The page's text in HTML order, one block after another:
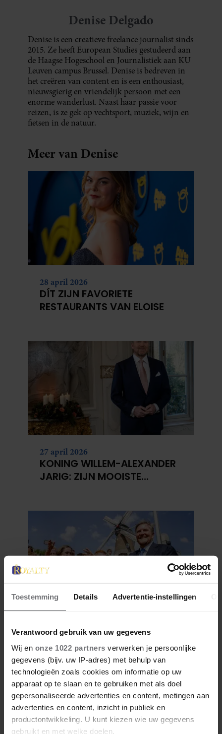
Toestemming Details Advertentie-instellingen
Verantwoord gebruik van uw gegevens
Wij en onze 1022 partners verwerken je persoonlijke
gegevens (bijv. uw IP-adres) met behulp van
technologieën zoals cookies om informatie op uw
apparaat op te slaan en te gebruiken met als doel
gepersonaliseerde advertenties en content, metingen aan
advertenties en content, inzicht in publiek en
productontwikkeling. U kunt kiezen wie uw gegevens
gebruikt en met welke doelen.
Denise Delgado
Denise is een creatieve freelance journalist sinds
2015. Ze heeft European Studies gestudeerd aan
de Haagse Hogeschool en Journalistiek aan KU
Leuven campus Brussel. Denise is bedreven in
het creëren van content en is een enthousiast,
nieuwsgierig en vriendelijk persoon met een
enorme wanderlust. Naast haar passie voor
reizen, is ze gek op vechtsport, muziek, wijn en
fietsen in de natuur.
Meer van Denise
28 april 2026
DÍT ZIJN FAVORIETE
RESTAURANTS VAN ELOISE
27 april 2026
KONING WILLEM-ALEXANDER
JARIG: ZIJN MOOISTE
DOKKUM PAKT UIT VOOR
KONINGSPAAR TIJDENS
KONINGSDAG 2026